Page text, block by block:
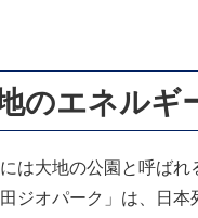
のエネルギ
は大地の公園と呼ばれ
ジオパーク」は、日本